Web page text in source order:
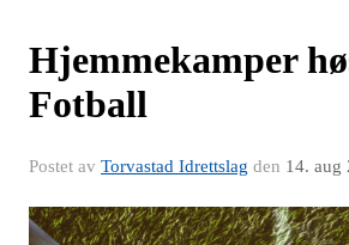
Hjemmekamper
Fotball
Postet av Torvastad Idrettslag den 14. aug